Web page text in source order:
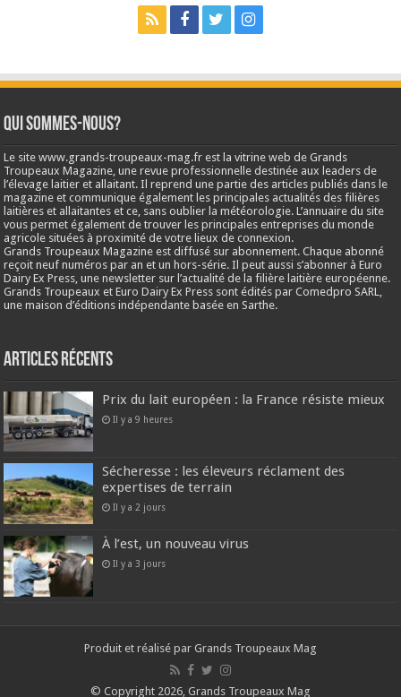
Qui sommes-nous?
Le site www.grands-troupeaux-mag.fr est la vitrine web de Grands
Troupeaux Magazine, une revue professionnelle destinée aux leaders de
l’élevage laitier et allaitant. Il reprend une partie des articles publiés dans le
magazine et communique également les principales actualités des filières
laitières et allaitantes et ce, sans oublier la météorologie. L’annuaire du site
vous permet également de trouver les principales entreprises du monde
agricole situées à proximité de votre lieux de connexion.
Grands Troupeaux Magazine est diffusé sur abonnement. Chaque abonné
reçoit neuf numéros par an et un hors-série. Il peut aussi s’abonner à Euro
Dairy Ex Press, une newsletter sur l’actualité de la filière laitière européenne.
Grands Troupeaux et Euro Dairy Ex Press sont édités par Comedpro SARL,
une maison d’éditions indépendante basée en Sarthe.
Articles récents
Prix du lait européen : la France résiste mieux
Il y a 9 heures
Sécheresse : les éleveurs réclament des
expertises de terrain
Il y a 2 jours
À l’est, un nouveau virus
Il y a 3 jours
Produit et réalisé par Grands Troupeaux Mag
© Copyright 2026, Grands Troupeaux Mag